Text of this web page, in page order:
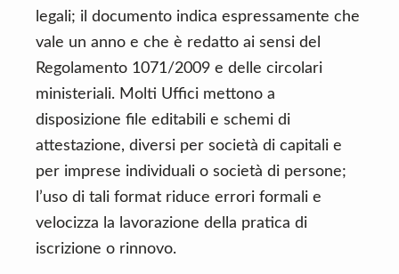
legali; il documento indica espressamente che
vale un anno e che è redatto ai sensi del
Regolamento 1071/2009 e delle circolari
ministeriali. Molti Uffici mettono a
disposizione file editabili e schemi di
attestazione, diversi per società di capitali e
per imprese individuali o società di persone;
l’uso di tali format riduce errori formali e
velocizza la lavorazione della pratica di
iscrizione o rinnovo.